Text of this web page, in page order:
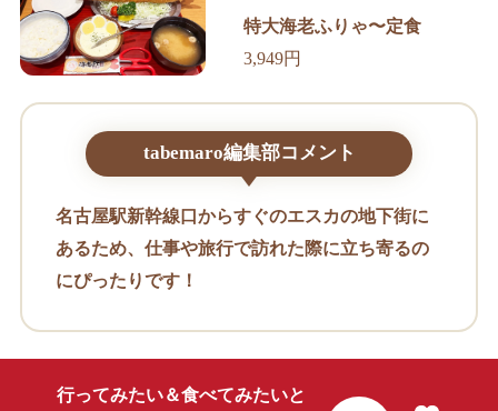
特大海老ふりゃ〜定食
3,949円
tabemaro編集部コメント
名古屋駅新幹線口からすぐのエスカの地下街に
あるため、仕事や旅行で訪れた際に立ち寄るの
にぴったりです！
行ってみたい＆食べてみたいと